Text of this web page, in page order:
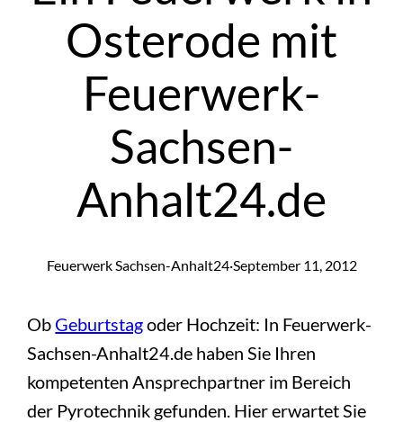
Osterode mit
Feuerwerk-
Sachsen-
Anhalt24.de
Feuerwerk Sachsen-Anhalt24·September 11, 2012
Ob Geburtstagoder Hochzeit: In Feuerwerk-
Sachsen-Anhalt24.de haben Sie Ihren
kompetenten Ansprechpartner im Bereich
der Pyrotechnik gefunden. Hier erwartet Sie